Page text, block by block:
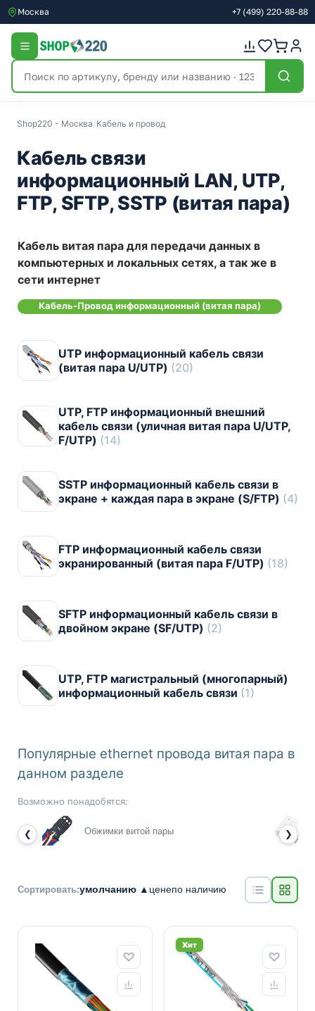
Москва +7 (499) 220-88-88
Shop220 - Москва/Кабель и провод
Кабель связи
информационный LAN, UTP,
FTP, SFTP, SSTP (витая пара)
Кабель витая пара для передачи данных в
компьютерных и локальных сетях, а так же в
сети интернет
Кабель-Провод информационный (витая пара)
UTP информационный кабель связи
(витая пара U/UTP) (20)
UTP, FTP информационный внешний
кабель связи (уличная витая пара U/UTP,
F/UTP) (14)
SSTP информационный кабель связи в
экране + каждая пара в экране (S/FTP) (4)
FTP информационный кабель связи
экранированный (витая пара F/UTP) (18)
SFTP информационный кабель связи в
двойном экране (SF/UTP) (2)
UTP, FTP магистральный (многопарный)
информационный кабель связи (1)
Популярные ethernet провода витая пара в
данном разделе
Возможно понадобятся:
❮ Обжимки витой пары ❯
Сортировать:умолчанию ▲ ценепо наличию
Хит